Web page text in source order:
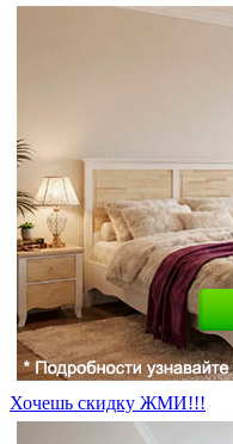
Хочешь скидку ЖМИ!!!